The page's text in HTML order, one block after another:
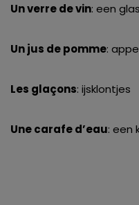
Un verre de vin: een
Un jus de pomme:
Les glaçons: ijsklontjes
Une carafe d’eau: een